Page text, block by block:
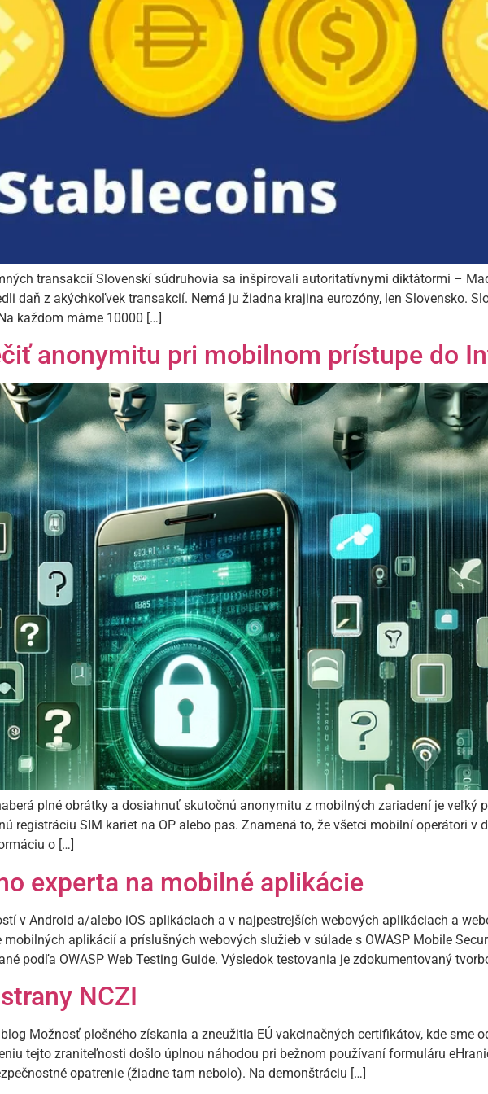
transakcií Slovenskí súdruhovia sa inšpirovali autoritatívnymi diktátormi –
daň z akýchkoľvek transakcií. Nemá ju žiadna krajina eurozóny, len Slovensko.
každom máme 10000 […]
anonymitu pri mobilnom prístupe do
plné obrátky a dosiahnuť skutočnú anonymitu z mobilných zariadení je veľký
registráciu SIM kariet na OP alebo pas. Znamená to, že všetci mobilní operátori v
o […]
experta na mobilné aplikácie
v Android a/alebo iOS aplikáciach a v najpestrejších webových aplikáciach a
aplikácií a príslušných webových služieb v súlade s OWASP Mobile
podľa OWASP Web Testing Guide. Výsledok testovania je zdokumentovaný
NCZI
Možnosť plošného získania a zneužitia EÚ vakcinačných certifikátov, kde sme
tejto zraniteľnosti došlo úplnou náhodou pri bežnom používaní formuláru
opatrenie (žiadne tam nebolo). Na demonštráciu […]